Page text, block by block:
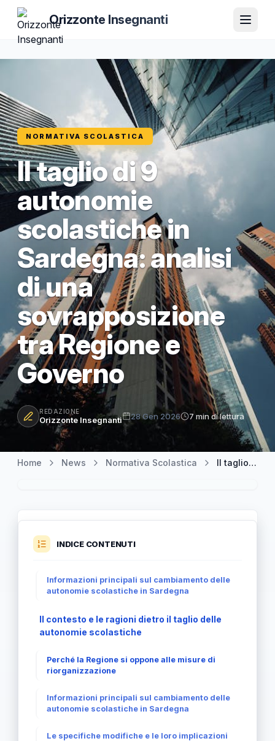
Orizzonte Insegnanti
NORMATIVA SCOLASTICA
Il taglio di 9
autonomie
scolastiche in
Sardegna: analisi
di una
sovrapposizione
tra Regione e
Governo
REDAZIONE
Orizzonte Insegnanti 28 Gen 2026 7 min di lettura
Home News Normativa Scolastica Il taglio di 9 autonomie scolastiche in Sardegna: analisi di una sovrapposizione tra Regione e Governo
INDICE CONTENUTI
Informazioni principali sul cambiamento delle
autonomie scolastiche in Sardegna
Il contesto e le ragioni dietro il taglio delle
autonomie scolastiche
Perché la Regione si oppone alle misure di
riorganizzazione
Informazioni principali sul cambiamento delle
autonomie scolastiche in Sardegna
Le specifiche modifiche e le loro implicazioni